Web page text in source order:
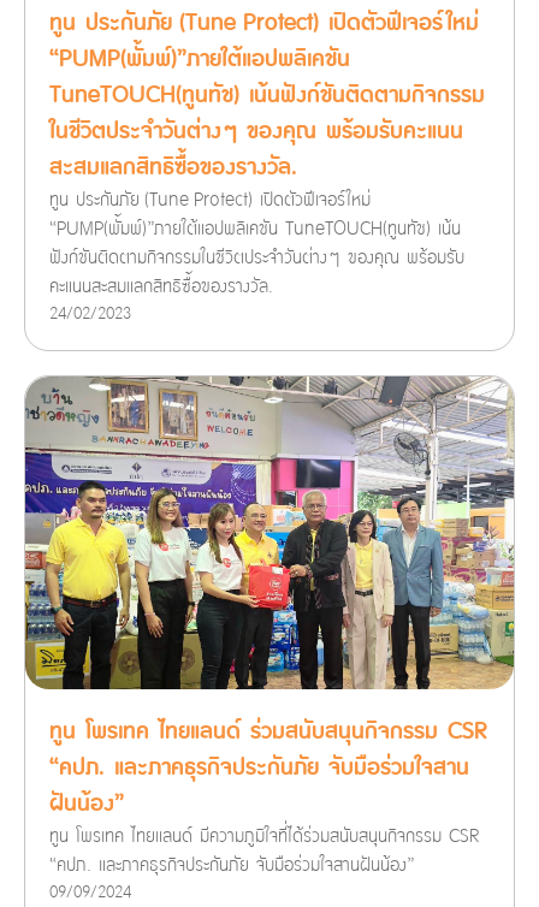
ทูน ประกันภัย (Tune Protect) เปิดตัวฟีเจอร์ใหม่
“PUMP(พั้มพ์)”ภายใต้แอปพลิเคชัน
TuneTOUCH(ทูนทัช) เน้นฟังก์ชันติดตามกิจกรรม
ในชีวิตประจำวันต่างๆ ของคุณ พร้อมรับคะแนน
สะสมแลกสิทธิซื้อของรางวัล.
ทูน ประกันภัย (Tune Protect) เปิดตัวฟีเจอร์ใหม่
“PUMP(พั้มพ์)”ภายใต้แอปพลิเคชัน TuneTOUCH(ทูนทัช) เน้น
ฟังก์ชันติดตามกิจกรรมในชีวิตประจำวันต่างๆ ของคุณ พร้อมรับ
คะแนนสะสมแลกสิทธิซื้อของรางวัล.
24/02/2023
ทูน โพรเทค ไทยแลนด์ ร่วมสนับสนุนกิจกรรม CSR
“คปภ. และภาคธุรกิจประกันภัย จับมือร่วมใจสาน
ฝันน้อง”
ทูน โพรเทค ไทยแลนด์ มีความภูมิใจที่ได้ร่วมสนับสนุนกิจกรรม CSR
“คปภ. และภาคธุรกิจประกันภัย จับมือร่วมใจสานฝันน้อง”
09/09/2024